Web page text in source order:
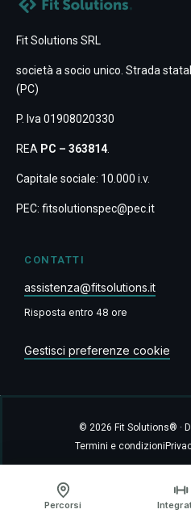
Fit Solutions SRL
società a socio unico. Strada
(PC)
P. Iva 01908020330
REA PC – 363814
Capitale sociale: 10.000 i.v.
PEC: fitsolutionspec@pec.it
CONTATTI
assistenza@fitsolutions.it
Risposta entro 48 ore
Gestisci preferenze cookie
© 2026 Fit Solutions® ·
Termini e condizioni
Percorsi